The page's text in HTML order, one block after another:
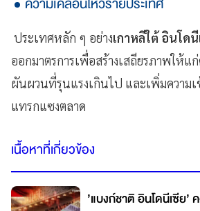
ประเทศหลัก ๆ อย่างเกาหลีใต้ อินโด
ออกมาตรการเพื่อสร้างเสถียรภาพให้แ
ผันผวนที่รุนแรงเกินไป และเพิ่มความเ
แทรกแซงตลาด
เนื้อหาที่เกี่ยวข้อง
’แบงก์ชาติ อินโดนีเซีย’